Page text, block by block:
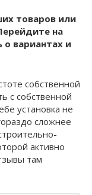
товаров или
на
о вариантах и
собственной
с собственной
установка не
сложнее
активно
там